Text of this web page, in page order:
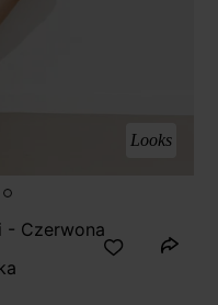
Looks
- Czerwona